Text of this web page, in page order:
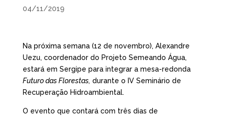
04/11/2019
Na próxima semana (12 de novembro), Alexandre
Uezu, coordenador do Projeto Semeando Água,
estará em Sergipe para integrar a mesa-redonda
Futuro das Florestas, durante o IV Seminário de
Recuperação Hidroambiental.
O evento que contará com três dias de